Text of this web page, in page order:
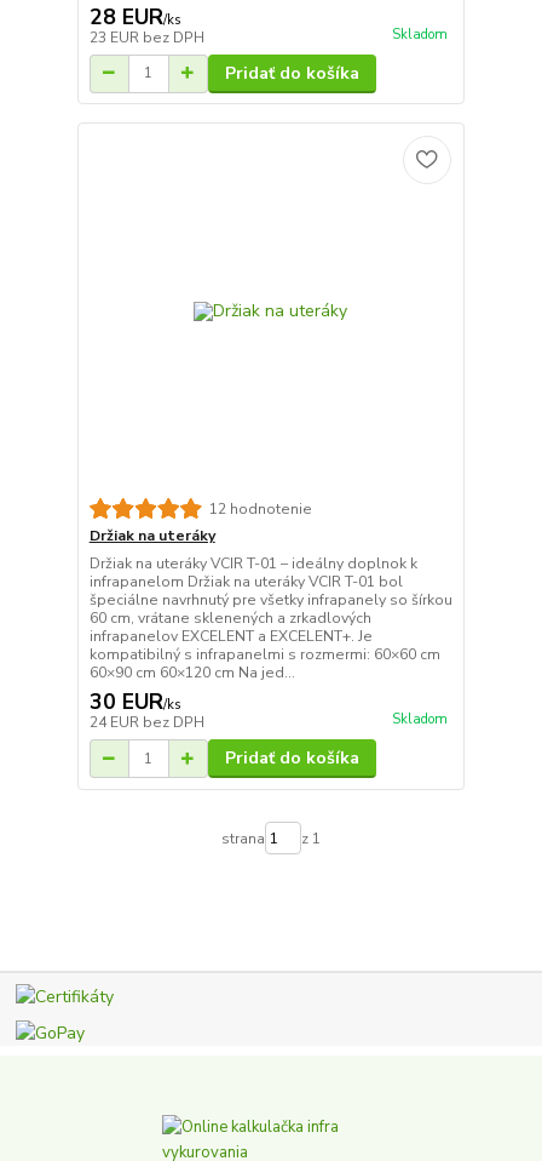
28 EUR/ks
23 EUR bez DPH Skladom
Pridať do košíka
12 hodnotenie
Držiak na uteráky
Držiak na uteráky VCIR T-01 – ideálny doplnok k
infrapanelom Držiak na uteráky VCIR T-01 bol
špeciálne navrhnutý pre všetky infrapanely so šírkou
60 cm, vrátane sklenených a zrkadlových
infrapanelov EXCELENT a EXCELENT+. Je
kompatibilný s infrapanelmi s rozmermi: 60×60 cm
60×90 cm 60×120 cm Na jed...
30 EUR/ks
24 EUR bez DPH Skladom
Pridať do košíka
strana z 1